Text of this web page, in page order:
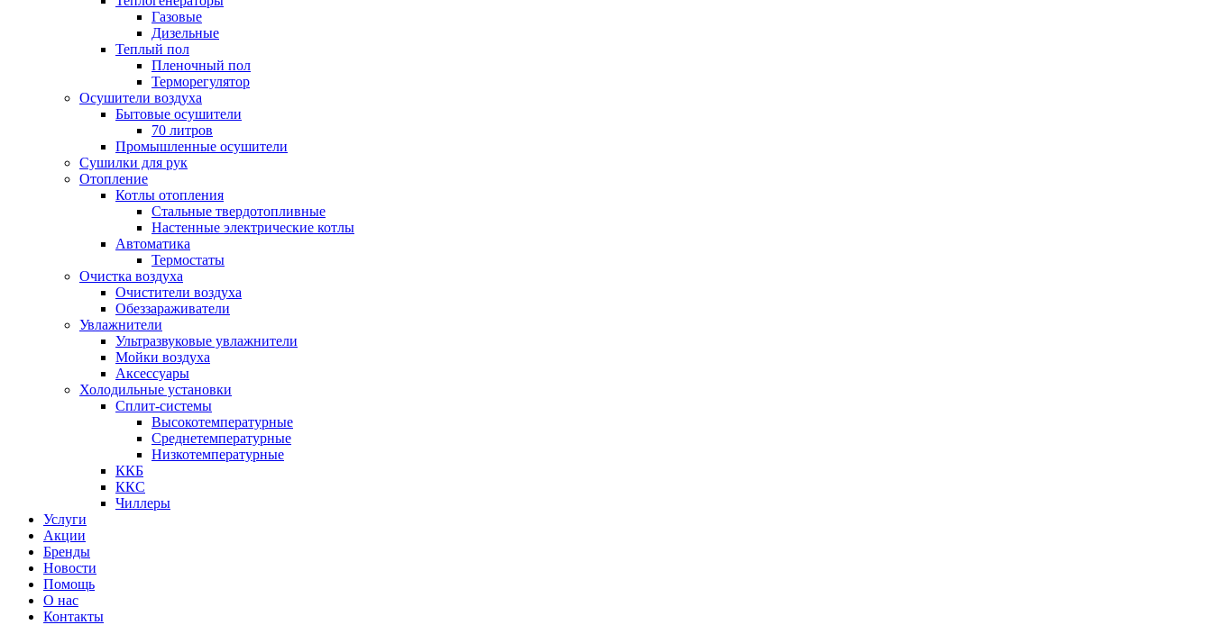
Газовые
Дизельные
Теплый пол
Пленочный пол
Терморегулятор
Осушители воздуха
Бытовые осушители
70 литров
Промышленные осушители
Сушилки для рук
Отопление
Котлы отопления
Стальные твердотопливные
Настенные электрические котлы
Автоматика
Термостаты
Очистка воздуха
Очистители воздуха
Обеззараживатели
Увлажнители
Ультразвуковые увлажнители
Мойки воздуха
Аксессуары
Холодильные установки
Сплит-системы
Высокотемпературные
Среднетемпературные
Низкотемпературные
ККБ
ККС
Чиллеры
Услуги
Акции
Бренды
Новости
Помощь
О нас
Контакты